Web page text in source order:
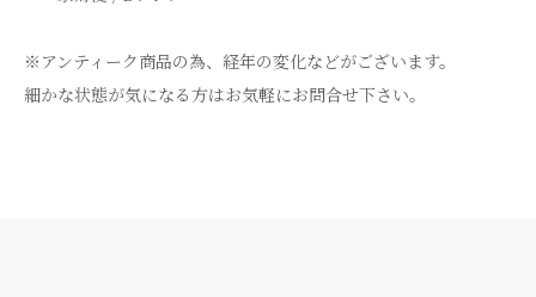
※アンティーク商品の為、経年の変化などがございます。
細かな状態が気になる方はお気軽にお問合せ下さい。